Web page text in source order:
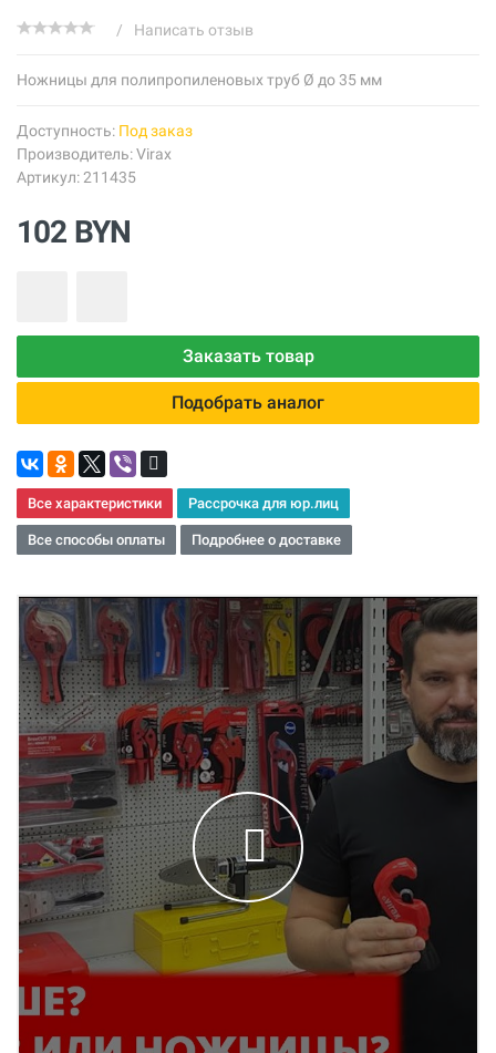
/ Написать отзыв
Ножницы для полипропиленовых труб Ø до 35 мм
Доступность: Под заказ
Производитель:Virax
Артикул: 211435
102 BYN
Заказать товар
Подобрать аналог
Все характеристики Рассрочка для юр.лиц
Все способы оплаты Подробнее о доставке